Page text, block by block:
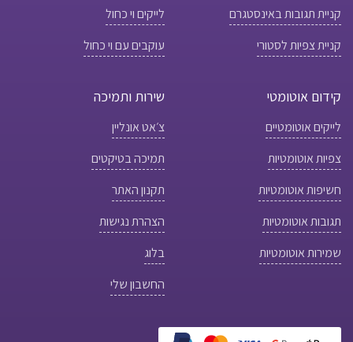
קניית תגובות באינסטגרם
קניית צפיות לסטורי
לייקים וי כחול
עוקבים עם וי כחול
קידום אוטומטי
לייקים אוטומטיים
צפיות אוטומטיות
חשיפות אוטומטיות
תגובות אוטומטיות
שמירות אוטומטיות
שירות ותמיכה
צ׳אט אונליין
תמיכה בטיקטים
תקנון האתר
הצהרת נגישות
בלוג
החשבון שלי